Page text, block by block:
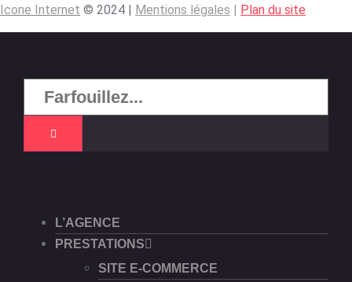
Icone Internet © 2024 | Mentions légales | Plan du site
L’AGENCE
PRESTATIONS
SITE E-COMMERCE